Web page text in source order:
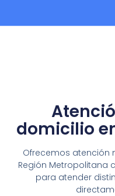
domicilio
Ofrecemos atención
Región Metropolitana
para atender